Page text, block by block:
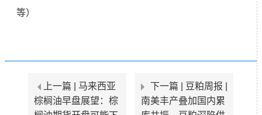
等）
上一篇 | 马来西亚
棕榈油早盘展望：棕
下一篇 |
豆粕周报 |
南美丰产叠加国内累